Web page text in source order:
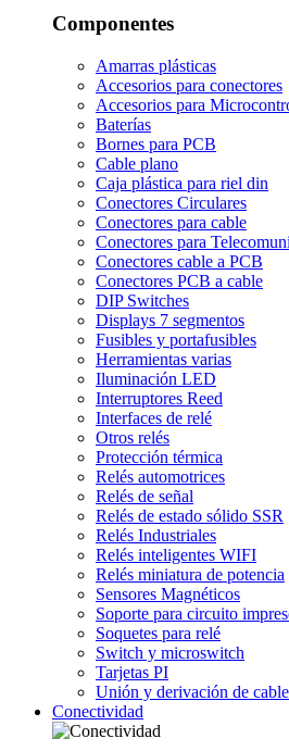
Componentes
Amarras plásticas
Accesorios para conectores
Accesorios para
Baterías
Bornes para PCB
Cable plano
Caja plástica para riel din
Conectores Circulares
Conectores para cable
Conectores para
Conectores cable a PCB
Conectores PCB a cable
DIP Switches
Displays 7 segmentos
Fusibles y portafusibles
Herramientas varias
Iluminación LED
Interruptores Reed
Interfaces de relé
Otros relés
Protección térmica
Relés automotrices
Relés de señal
Relés de estado sólido SSR
Relés Industriales
Relés inteligentes WIFI
Relés miniatura de potencia
Sensores Magnéticos
Soporte para circuito
Soquetes para relé
Switch y microswitch
Tarjetas PI
Unión y derivación de cable
Conectividad